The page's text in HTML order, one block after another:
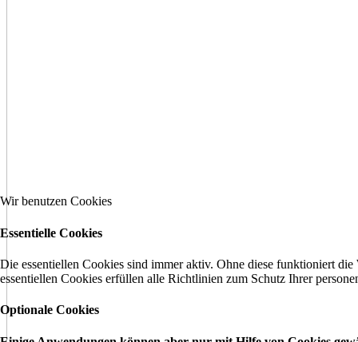
Wir benutzen Cookies
Essentielle Cookies
Die essentiellen Cookies sind immer aktiv. Ohne diese funktioniert die
essentiellen Cookies erfüllen alle Richtlinien zum Schutz Ihrer
Optionale Cookies